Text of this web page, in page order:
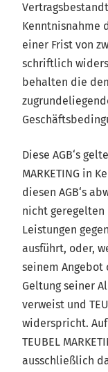
Kenntnisnahme
einer Frist von
schriftlich
behalten die
Diese AGB‘s
MARKETING in
diesen AGB‘s
nicht geregelten
Leistungen
ausführt, oder,
seinem
Geltung seiner
verweist und
widerspricht.
TEUBEL
ausschließlich